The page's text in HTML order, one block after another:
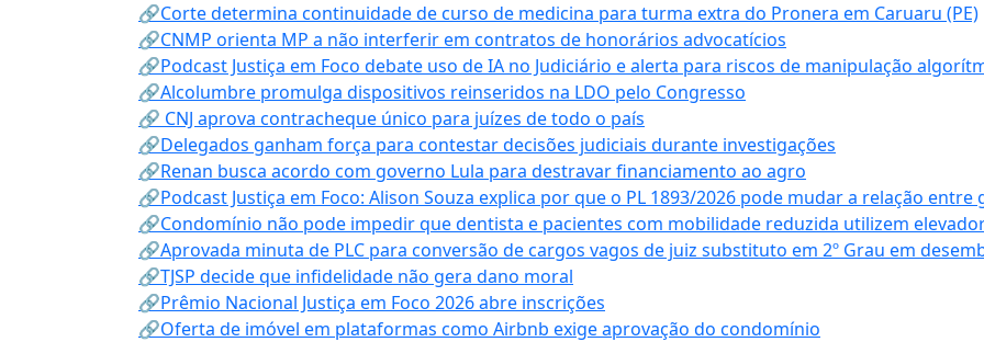
🔗Corte determina continuidade de curso de medicina para turma extra do Pronera em Caruaru (PE)
🔗CNMP orienta MP a não interferir em contratos de honorários advocatícios
🔗Podcast Justiça em Foco debate uso de IA no Judiciário e alerta para riscos de manipulação
🔗Alcolumbre promulga dispositivos reinseridos na LDO pelo Congresso
🔗 CNJ aprova contracheque único para juízes de todo o país
🔗Delegados ganham força para contestar decisões judiciais durante investigações
🔗Renan busca acordo com governo Lula para destravar financiamento ao agro
🔗Podcast Justiça em Foco: Alison Souza explica por que o PL 1893/2026 pode mudar a relação
🔗Condomínio não pode impedir que dentista e pacientes com mobilidade reduzida utilizem
🔗Aprovada minuta de PLC para conversão de cargos vagos de juiz substituto em 2º Grau em
🔗TJSP decide que infidelidade não gera dano moral
🔗Prêmio Nacional Justiça em Foco 2026 abre inscrições
🔗Oferta de imóvel em plataformas como Airbnb exige aprovação do condomínio